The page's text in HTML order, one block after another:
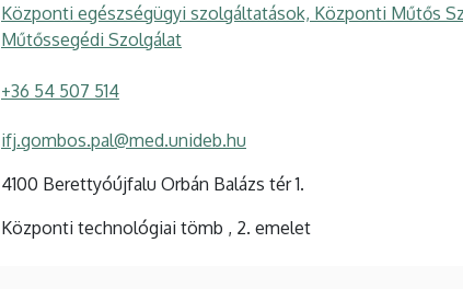
Központi egészségügyi szolgáltatások, Központi Műtős
Műtőssegédi Szolgálat
+36 54 507 514
ifj.gombos.pal@med.unideb.hu
4100 Berettyóújfalu Orbán Balázs tér 1.
Központi technológiai tömb , 2. emelet